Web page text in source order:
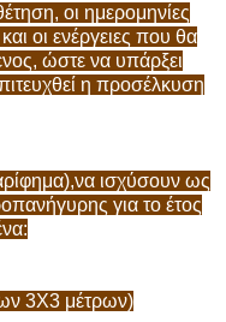
οι ημερομηνίες
οι ενέργειες που θα
ώστε να υπάρξει
η προσέλκυση
ισχύσουν ως
για το έτος
3Χ3 μέτρων)